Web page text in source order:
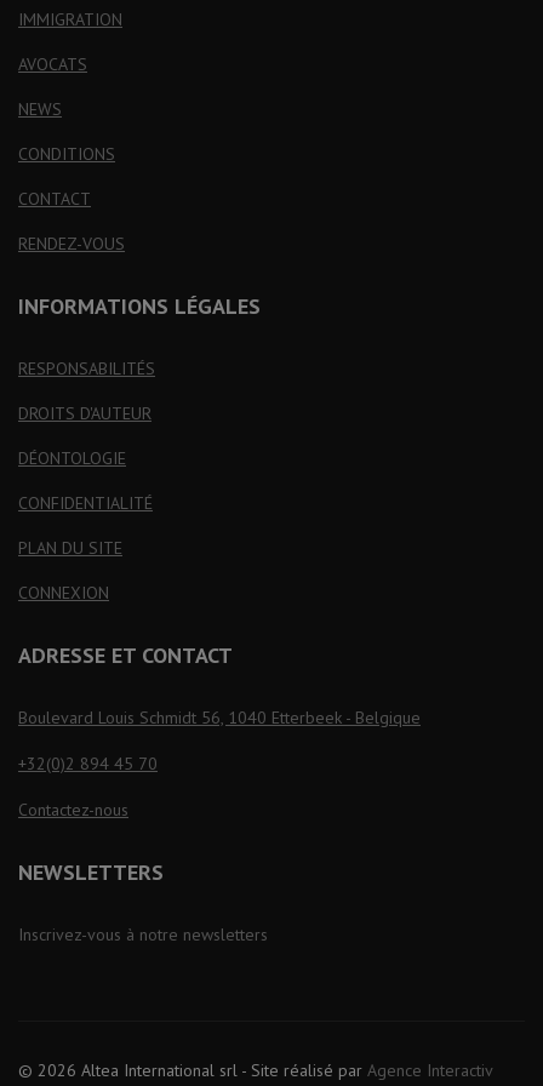
IMMIGRATION
AVOCATS
NEWS
CONDITIONS
CONTACT
RENDEZ-VOUS
INFORMATIONS LÉGALES
RESPONSABILITÉS
DROITS D'AUTEUR
DÉONTOLOGIE
CONFIDENTIALITÉ
PLAN DU SITE
CONNEXION
ADRESSE ET CONTACT
Boulevard Louis Schmidt 56, 1040 Etterbeek - Belgique
+32(0)2 894 45 70
Contactez-nous
NEWSLETTERS
Inscrivez-vous à notre newsletters
© 2026 Altea International srl - Site réalisé par Agence Interactiv